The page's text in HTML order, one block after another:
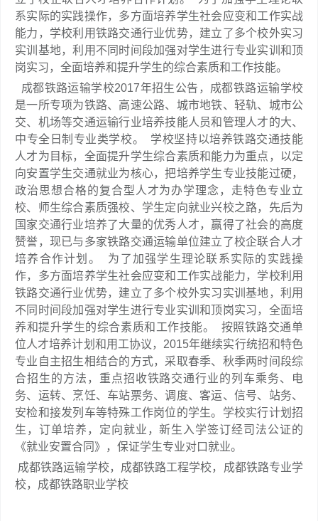
系实际的实践操作，多方面培养学生社会应变和工作实战
能力，学校利用铁路交通行业优势，建立了多个校外实习
实训基地，利用不同时间段加强对学生进行专业实训和顶
岗实习，全面培养和提升学生的综合素质和工作技能。
成都铁路运输学校2017年招生公告，成都铁路运输学校
是一所专项为铁路、高速公路、城市地铁、轻轨、城市公
交、机场等交通运输行业培养技能人员和管理人才的大、
中专全日制专业类学校。 学校坚持以培养铁路交通技能
人才为目标，全面提升学生综合素质和能力为重点，以定
向安置学生交通就业为核心，把培养学生专业技能过硬，
政治思想合格的复合型人才为办学理念，走特色专业立
校、师生综合素质强校、学生定向就业兴校之路，先后为
国家交通行业培养了大量的优秀人才，赢得了社会的高度
赞誉，现已与多家铁路交通运输单位建立了校企联合人才
培养合作计划。 为了加强学生理论联系实际的实践操
作，多方面培养学生社会应变和工作实战能力，学校利用
铁路交通行业优势，建立了多个校外实习实训基地，利用
不同时间段加强对学生进行专业实训和顶岗实习，全面培
养和提升学生的综合素质和工作技能。 按照铁路交通单
位人才培养计划和用工协议，2015年继续实行统招和特色
专业自主招生相结合的方式，采取春季、秋季两时间段综
合招生的方法，重点招收铁路交通行业的列车乘务、电
务、运转、烹饪、车站票务、调度、客运、信号、站务、
安检和接发列车等特殊工作岗位的学生。学校实行计划招
生，订单培养，定向就业，新生入学签订经司法公证的
《就业安置合同》，保证学生专业对口就业。
成都铁路运输学校，成都铁路工程学校，成都铁路专业学
校，成都铁路职业学校